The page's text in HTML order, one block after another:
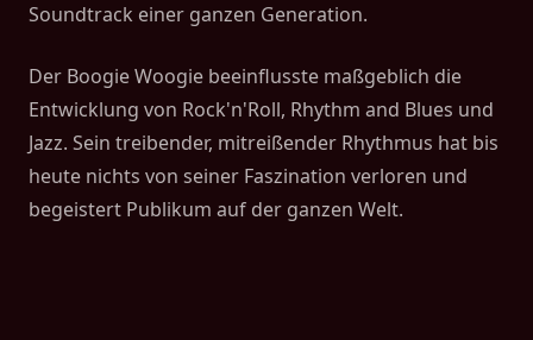
Soundtrack einer ganzen Generation.
Der Boogie Woogie beeinflusste maßgeblich die
Entwicklung von Rock'n'Roll, Rhythm and Blues und
Jazz. Sein treibender, mitreißender Rhythmus hat bis
heute nichts von seiner Faszination verloren und
begeistert Publikum auf der ganzen Welt.